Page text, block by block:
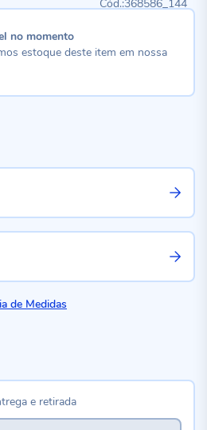
368586_144
no momento
estoque deste item em nossa
de Medidas
e retirada